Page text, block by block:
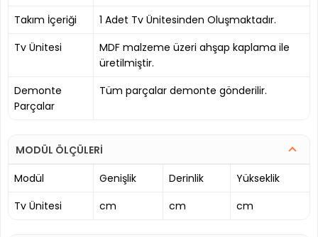
Takım İçeriği
1 Adet Tv Ünitesinden Oluşmaktadır.
Tv Ünitesi
MDF malzeme üzeri ahşap kaplama ile
üretilmiştir.
Demonte
Parçalar
Tüm parçalar demonte gönderilir.
MODÜL ÖLÇÜLERİ
Modül
Genişlik Derinlik
Yükseklik
Tv Ünitesi
cm cm cm